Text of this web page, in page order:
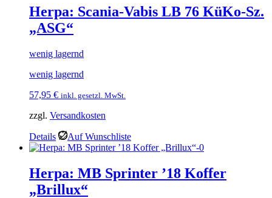
Herpa: Scania-Vabis LB 76 KüKo-Sz.
„ASG“
wenig lagernd
wenig lagernd
57,95 € inkl. gesetzl. MwSt.
zzgl. Versandkosten
Details Auf Wunschliste
Herpa: MB Sprinter ’18 Koffer
„Brillux“